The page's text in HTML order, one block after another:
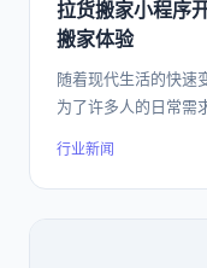
拉货搬家小程序
搬家体验
随着现代生活的快速
为了许多人的日常需
行业新闻